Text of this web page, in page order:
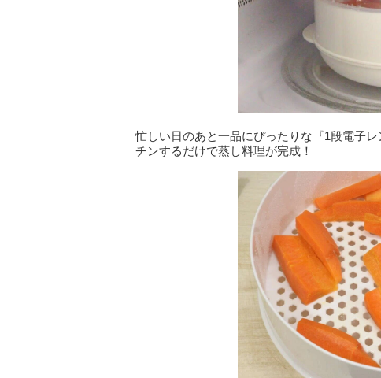
忙しい日のあと一品にぴったりな『1段電子
チンするだけで蒸し料理が完成！